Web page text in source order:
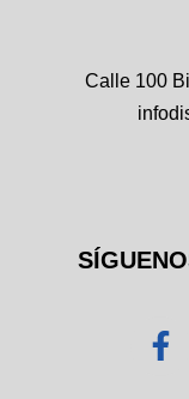
Calle 100
F
a